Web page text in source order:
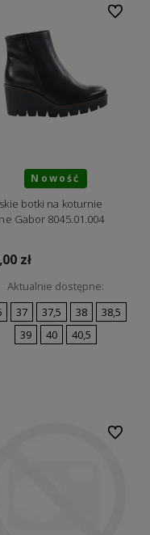
Nowość
botki na koturnie
Gabor 8045.01.004
zł
Aktualnie dostępne:
37 37,5 38
38,5
39
40 40,5
Do
Do